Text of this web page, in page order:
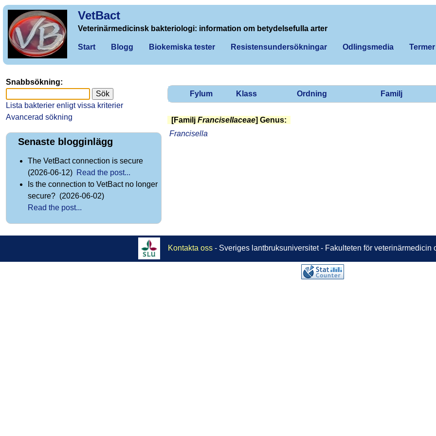
VetBact
Veterinärmedicinsk bakteriologi: information om betydelsefulla arter
Start Blogg Biokemiska tester Resistensundersökningar Odlingsmedia Termer
Fylum Klass Ordning Familj
[Familj Francisellaceae] Genus:
Francisella
Snabbsökning:
Lista bakterier enligt vissa kriterier
Avancerad sökning
Senaste blogginlägg
The VetBact connection is secure
(2026-06-12) Read the post...
Is the connection to VetBact no longer
secure? (2026-06-02)
Read the post...
Kontakta oss- Sveriges lantbruksuniversitet - Fakulteten för veterinärmedicin